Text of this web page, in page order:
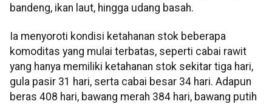
bandeng, ikan laut, hingga udang basah.
Ia menyoroti kondisi ketahanan stok beberapa
komoditas yang mulai terbatas, seperti cabai rawit
yang hanya memiliki ketahanan stok sekitar tiga hari,
gula pasir 31 hari, serta cabai besar 34 hari. Adapun
beras 408 hari, bawang merah 384 hari, bawang putih